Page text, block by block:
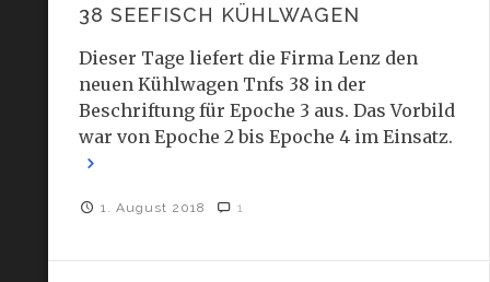
38 SEEFISCH KÜHLWAGEN
Dieser Tage liefert die Firma Lenz den
neuen Kühlwagen Tnfs 38 in der
Beschriftung für Epoche 3 aus. Das Vorbild
war von Epoche 2 bis Epoche 4 im Einsatz.
1. August 2018 1